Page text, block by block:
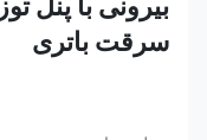
سرقت باتری